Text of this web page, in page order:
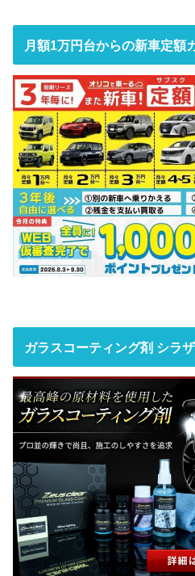
月額1万円台からの新車定額
ガラスコーティング剤 シラ